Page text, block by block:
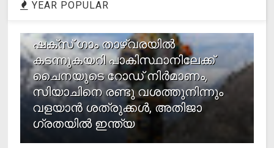
YEAR POPULAR
ഷക്സ് ​ഗാം താഴ്‌വരയിൽ
കടന്നുകയറി പാകിസ്ഥാനിലേക്ക്
ചൈനയുടെ റോഡ് നിർമാണം,
സിയാചിനെ രണ്ടു വശത്തുനിന്നും
വളയാൻ ശത്രുക്കൾ, അതിജാ​
ഗ്രതയിൽ ഇന്ത്യ